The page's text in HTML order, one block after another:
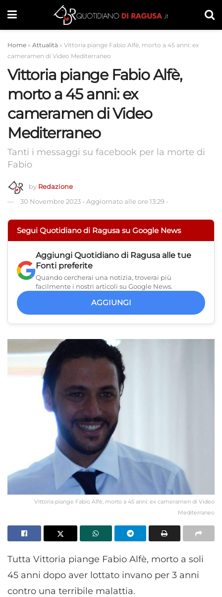
Home » Attualità » Vittoria piange Fabio Alfè, morto a 45 anni: ex
cameramen di Video Mediterraneo
Vittoria piange Fabio Alfè,
morto a 45 anni: ex
cameramen di Video
Mediterraneo
Tanti i messaggi su facebook per la morte di
Fabio
by Redazione
30 Novembre 2023 - Aggiornato alle ore 13:29 -
Segui Quotidiano di Ragusa su Google News
Aggiungi Quotidiano di Ragusa alle tue
Fonti preferite
Quando cercherai una notizia, troverai più
facilmente i nostri articoli su Google News.
AGGIUNGI
Vittoria piange Fabio Alfè, morto a 45 anni: ex cameramen di Video
Mediterraneo
Tutta Vittoria piange Fabio Alfè, morto a soli
45 anni dopo aver lottato invano per 3 anni
contro una terribile malattia.